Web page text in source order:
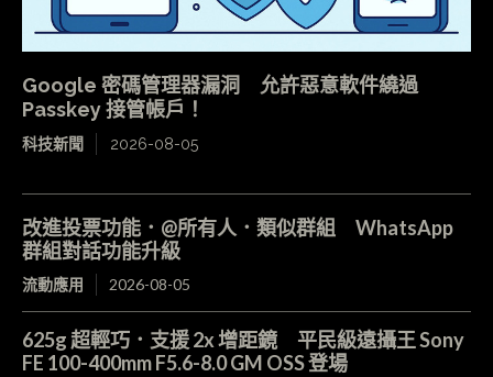
Google 密碼管理器漏洞 允許惡意軟件繞過
Passkey 接管帳戶！
科技新聞 2026-08-05
改進投票功能．@所有人．類似群組 WhatsApp
群組對話功能升級
流動應用 2026-08-05
625g 超輕巧．支援 2x 增距鏡 平民級遠攝王 Sony
FE 100-400mm F5.6-8.0 GM OSS 登場